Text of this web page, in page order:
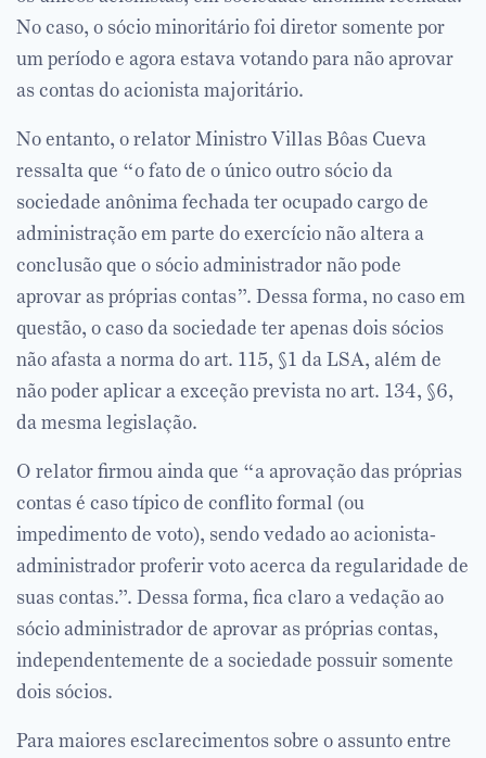
No caso, o sócio minoritário foi diretor somente por
um período e agora estava votando para não aprovar
as contas do acionista majoritário.
No entanto, o relator Ministro Villas Bôas Cueva
ressalta que “o fato de o único outro sócio da
sociedade anônima fechada ter ocupado cargo de
administração em parte do exercício não altera a
conclusão que o sócio administrador não pode
aprovar as próprias contas”. Dessa forma, no caso em
questão, o caso da sociedade ter apenas dois sócios
não afasta a norma do art. 115, §1 da LSA, além de
não poder aplicar a exceção prevista no art. 134, §6,
da mesma legislação.
O relator firmou ainda que “a aprovação das próprias
contas é caso típico de conflito formal (ou
impedimento de voto), sendo vedado ao acionista-
administrador proferir voto acerca da regularidade de
suas contas.”. Dessa forma, fica claro a vedação ao
sócio administrador de aprovar as próprias contas,
independentemente de a sociedade possuir somente
dois sócios.
Para maiores esclarecimentos sobre o assunto entre